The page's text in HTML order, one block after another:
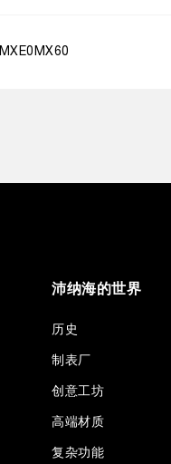
MXE0MX60
沛纳海的世界
历史
制表厂
创意工坊
高端材质
复杂功能